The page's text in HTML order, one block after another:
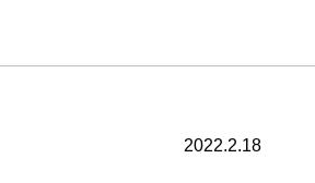
2022.2.18